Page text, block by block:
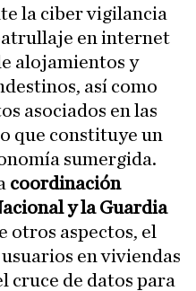
la ciber vigilancia
en internet
alojamientos y
así como
asociados en las
que constituye un
sumergida.
coordinación
y la Guardia
otros aspectos, el
en viviendas
cruce de datos para